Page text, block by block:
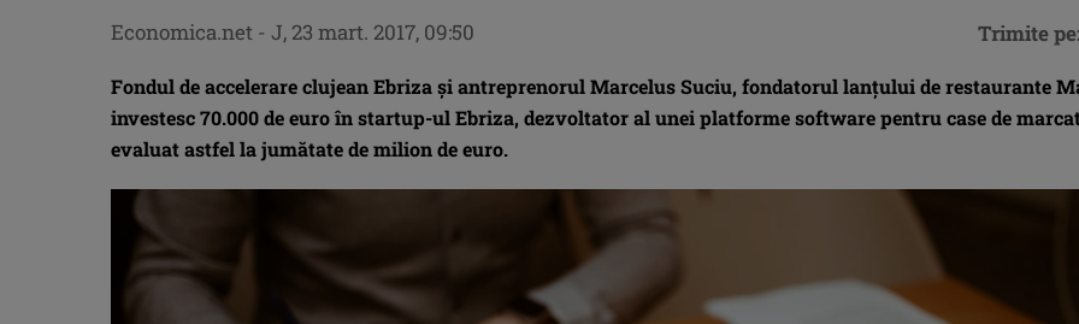
Fondul de accelerare clujean Ebriza şi antreprenorul Marcelus Suciu, fondatorul lanţului de restaurante
investesc 70.000 de euro în startup-ul Ebriza, dezvoltator al unei platforme software pentru case de
evaluat astfel la jumătate de milion de euro.
Economica.net - J, 23 mart. 2017, 09:50 Trimite pe: